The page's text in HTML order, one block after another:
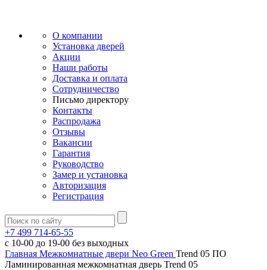
О компании
Установка дверей
Акции
Наши работы
Доставка и оплата
Сотрудничество
Письмо директору
Контакты
Распродажа
Отзывы
Вакансии
Гарантия
Руководство
Замер и установка
Авторизация
Регистрация
+7 499 714-65-55
с 10-00 до 19-00 без выходных
Главная Межкомнатные двери Neo Green Trend 05 ПО
Ламинированная межкомнатная дверь Trend 05